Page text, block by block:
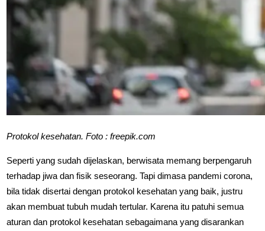
Protokol kesehatan. Foto : freepik.com
Seperti yang sudah dijelaskan, berwisata memang berpengaruh
terhadap jiwa dan fisik seseorang. Tapi dimasa pandemi corona,
bila tidak disertai dengan protokol kesehatan yang baik, justru
akan membuat tubuh mudah tertular. Karena itu patuhi semua
aturan dan protokol kesehatan sebagaimana yang disarankan